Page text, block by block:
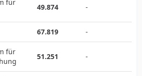
für
49.874 -
67.819 -
für
51.251 -